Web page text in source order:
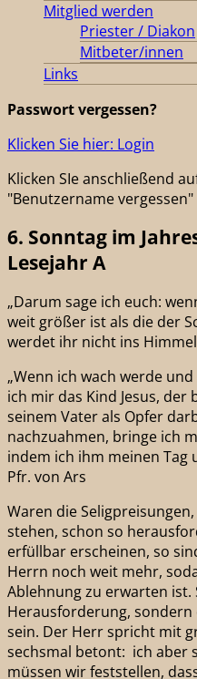
Mitglied werden
Priester / Diakon
Mitbeter/innen
Links
Passwort vergessen?
Klicken Sie hier: Login
Klicken SIe anschließend
"Benutzername vergessen"
6. Sonntag im
Lesejahr A
„Darum sage ich euch:
weit größer ist als die der
werdet ihr nicht ins
„Wenn ich wach werde
ich mir das Kind Jesus, der
seinem Vater als Opfer
nachzuahmen, bringe ich
indem ich ihm meinen Tag
Pfr. von Ars
Waren die
stehen, schon so
erfüllbar erscheinen, so
Herrn noch weit mehr,
Ablehnung zu erwarten
Herausforderung,
sein. Der Herr spricht mit
sechsmal betont: ich aber
müssen wir feststellen,